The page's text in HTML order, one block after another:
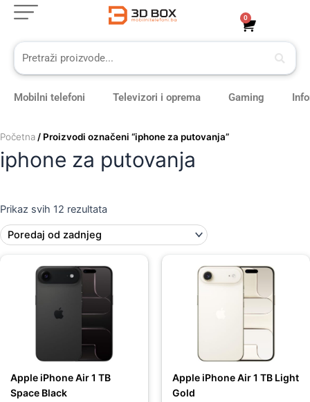
Skip
content
0
Cart
Mobilni telefoni Televizori i oprema Gaming
Početna / Proizvodi označeni “iphone za putovanja”
iphone za putovanja
Prikaz svih 12 rezultata
Sorted
by
latest
Apple iPhone Air 1 TB
Space Black
Apple iPhone Air 1 TB Light
Gold